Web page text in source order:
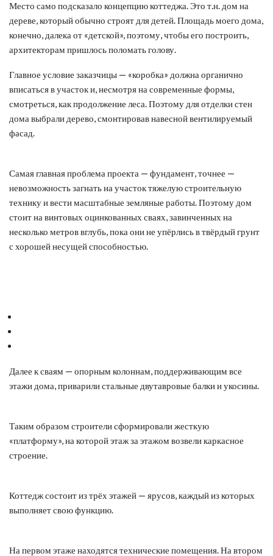
Место само подсказало концепцию коттеджа. Это т.н. дом на
дереве, который обычно строят для детей. Площадь моего дома,
конечно, далека от «детской», поэтому, чтобы его построить,
архитекторам пришлось поломать голову.
Главное условие заказчицы — «коробка» должна органично
вписаться в участок и, несмотря на современные формы,
смотреться, как продолжение леса. Поэтому для отделки стен
дома выбрали дерево, смонтировав навесной вентилируемый
фасад.
Самая главная проблема проекта — фундамент, точнее —
невозможность загнать на участок тяжелую строительную
технику и вести масштабные земляные работы. Поэтому дом
стоит на винтовых оцинкованных сваях, завинченных на
несколько метров вглубь, пока они не упёрлись в твёрдый грунт
с хорошей несущей способностью.
Далее к сваям — опорным колоннам, поддерживающим все
этажи дома, приварили стальные двутавровые балки и укосины.
Таким образом строители сформировали жесткую
«платформу», на которой этаж за этажом возвели каркасное
строение.
Коттедж состоит из трёх этажей — ярусов, каждый из которых
выполняет свою функцию.
На первом этаже находятся технические помещения. На втором